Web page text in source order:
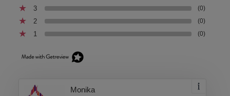
Kaganiec fizjologiczny dla psa Classic Baskerville z
wkładką przeciwko zjadaniu śmieci
40,00 zł
3 (0)
2 (0)
1 (0)
Monika